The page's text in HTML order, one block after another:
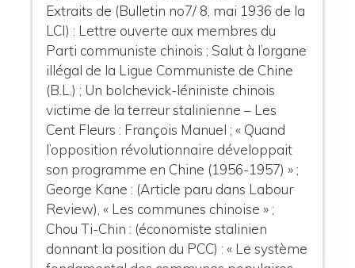
Extraits de (Bulletin no7/ 8, mai 1936 de la
LCI) : Lettre ouverte aux membres du
Parti communiste chinois ; Salut à l’organe
illégal de la Ligue Communiste de Chine
(B.L.) ; Un bolchevick-léniniste chinois
victime de la terreur stalinienne – Les
Cent Fleurs : François Manuel ; « Quand
l’opposition révolutionnaire développait
son programme en Chine (1956-1957) » ;
George Kane : (Article paru dans Labour
Review), « Les communes chinoise » ;
Chou Ti-Chin : (économiste stalinien
donnant la position du PCC) : « Le système